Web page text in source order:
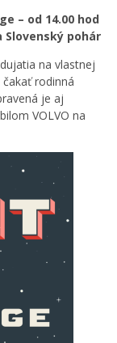
– od 14.00 hod
Slovenský pohár
na vlastnej
rodinná
je aj
VOLVO na